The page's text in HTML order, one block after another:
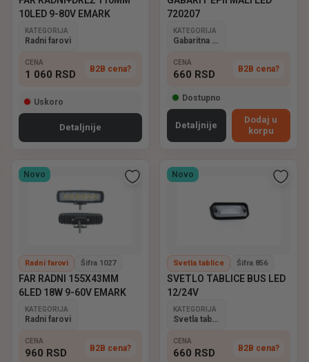
10LED 9-80V EMARK
KATEGORIJA
Radni farovi
CENA
1 060 RSD B2B cena?
Uskoro
Detaljnije
720207
KATEGORIJA
Gabaritna svetla
CENA
660 RSD B2B cena?
Dostupno
Detaljnije
Dodaj u
korpu
Novo
Radni farovi Šifra 1027
FAR RADNI 155X43MM
6LED 18W 9-60V EMARK
KATEGORIJA
Radni farovi
CENA
960 RSD B2B cena?
Novo
Svetla tablice Šifra 856
SVETLO TABLICE BUS LED
12/24V
KATEGORIJA
Svetla tablice
CENA
660 RSD B2B cena?